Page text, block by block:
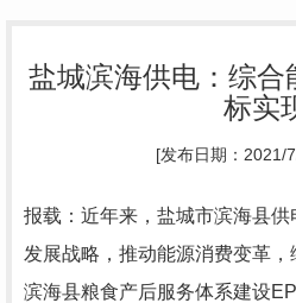
盐城滨海供电：综合
标实
[发布日期：2021/
报载：近年来，盐城市滨海县
发展战略，推动能源消费变革，
滨海县粮食产后服务体系建设